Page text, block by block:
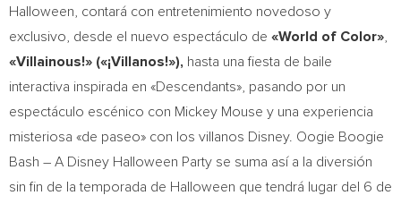
Halloween, contará con entretenimiento novedoso y
exclusivo, desde el nuevo espectáculo de «World of Color»
«Villainous!» («¡Villanos!»), hasta una fiesta de baile
interactiva inspirada en «Descendants», pasando por un
espectáculo escénico con Mickey Mouse y una experiencia
misteriosa «de paseo» con los villanos Disney. Oogie Boogie
Bash – A Disney Halloween Party se suma así a la diversión
sin fin de la temporada de Halloween que tendrá lugar del 6 de